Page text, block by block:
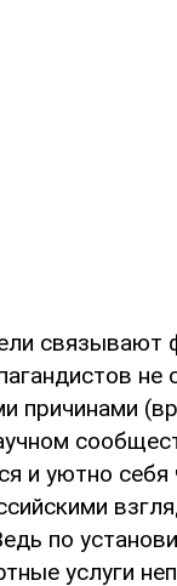
связывают
не
причинами
и уютно себя
по
услуги